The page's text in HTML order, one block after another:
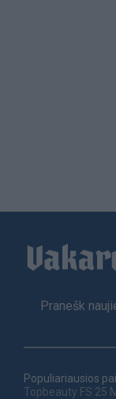
Footer
Pranešk
Populiariausios
Topbeauty FS 25